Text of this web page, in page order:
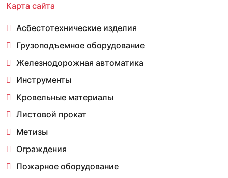
Карта сайта
Асбестотехнические изделия
Грузоподъемное оборудование
Железнодорожная автоматика
Инструменты
Кровельные материалы
Листовой прокат
Метизы
Ограждения
Пожарное оборудование